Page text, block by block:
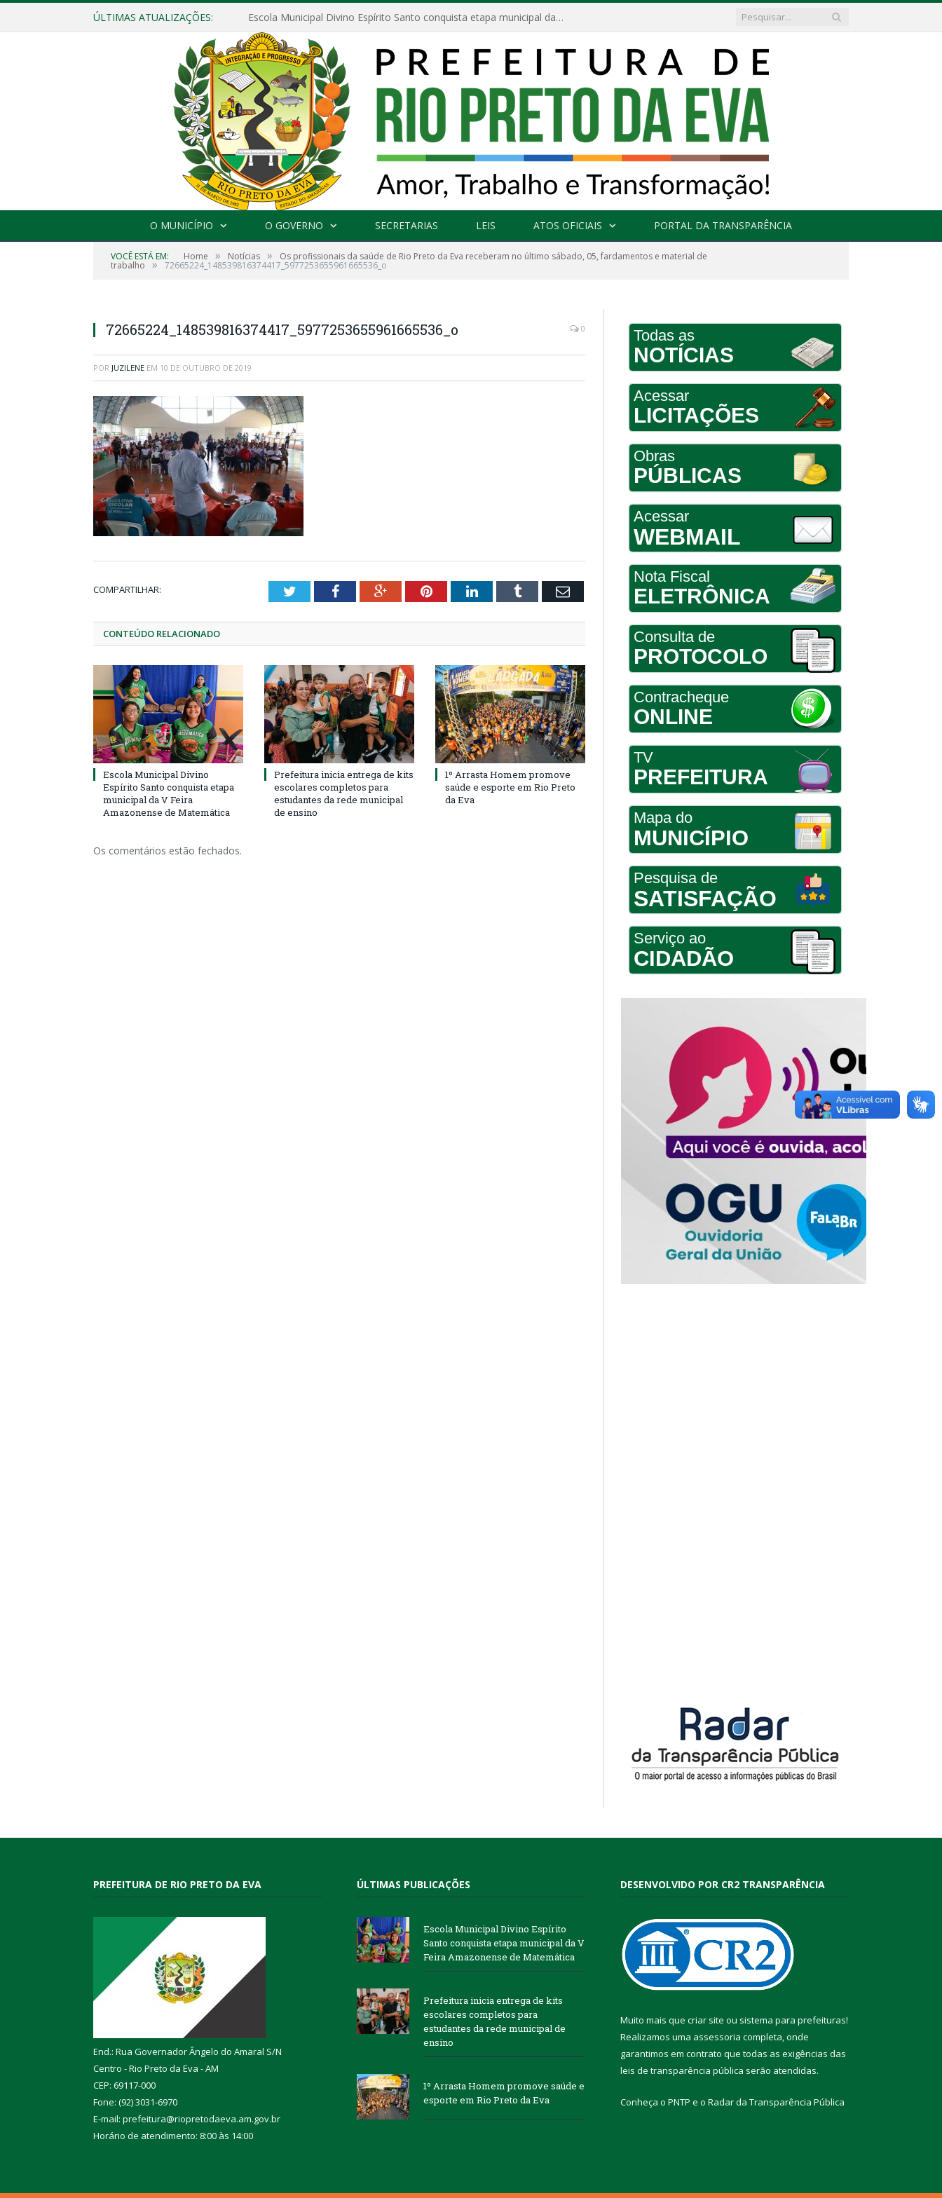
ÚLTIMAS ATUALIZAÇÕES: Escola Municipal Divino Espírito Santo conquista etapa municipal da V Feira Amazonense de Matemática
O MUNICÍPIO O GOVERNO SECRETARIAS LEIS ATOS OFICIAIS PORTAL DA TRANSPARÊNCIA
VOCÊ ESTÁ EM: Home » Notícias » Os profissionais da saúde de Rio Preto da Eva receberam no último sábado, 05, fardamentos e material de
trabalho » 72665224_148539816374417_5977253655961665536_o
72665224_148539816374417_5977253655961665536_o 0
POR JUZILENE EM 10 DE OUTUBRO DE 2019
COMPARTILHAR: TwitterFacebookGoogle+PinterestLinkedInTumblr Email
CONTEÚDO RELACIONADO
Escola Municipal Divino
Espírito Santo conquista etapa
municipal da V Feira
Amazonense de Matemática
Prefeitura inicia entrega de kits
escolares completos para
estudantes da rede municipal
de ensino
1º Arrasta Homem promove
saúde e esporte em Rio Preto
da Eva
Os comentários estão fechados.
Todas as
NOTÍCIAS
Acessar
LICITAÇÕES
Obras
PÚBLICAS
Acessar
WEBMAIL
Nota Fiscal
ELETRÔNICA
Consulta de
PROTOCOLO
Contracheque
ONLINE
TV
PREFEITURA
Mapa do
MUNICÍPIO
Pesquisa de
SATISFAÇÃO
Serviço ao
CIDADÃO
PREFEITURA DE RIO PRETO DA EVA
End.: Rua Governador Ângelo do Amaral S/N
Centro - Rio Preto da Eva - AM
CEP: 69117-000
Fone: (92) 3031-6970
E-mail: prefeitura@riopretodaeva.am.gov.br
Horário de atendimento: 8:00 às 14:00
ÚLTIMAS PUBLICAÇÕES
Escola Municipal Divino Espírito
Santo conquista etapa municipal da V
Feira Amazonense de Matemática
Prefeitura inicia entrega de kits
escolares completos para
estudantes da rede municipal de
ensino
1º Arrasta Homem promove saúde e
esporte em Rio Preto da Eva
DESENVOLVIDO POR CR2 TRANSPARÊNCIA
Muito mais que criar site ou sistema para prefeituras!
Realizamos uma assessoria completa, onde
garantimos em contrato que todas as exigências das
leis de transparência pública serão atendidas.
Conheça o PNTP e o Radar da Transparência Pública